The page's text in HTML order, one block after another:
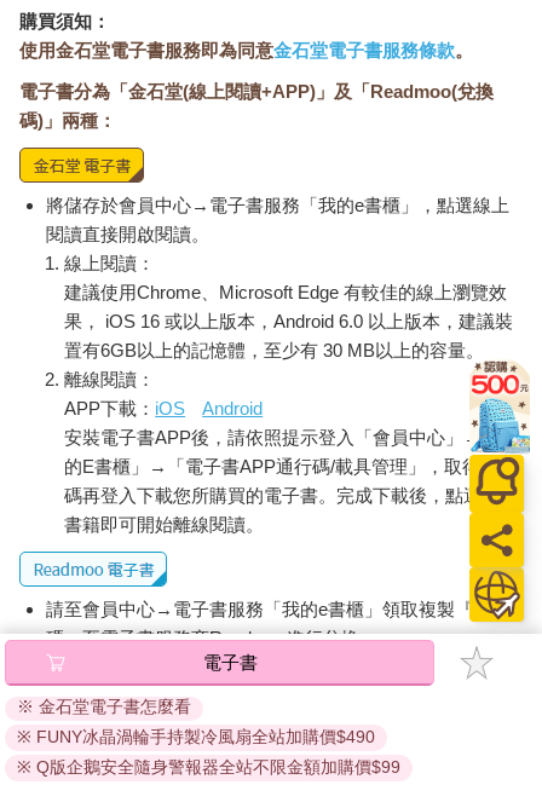
資源更好的優惠！
你也有財務相關疑問或想瞭解更多相關理財知識，甚至擁有獨到
的財務管理見解，歡迎至「台灣財富管理交流協會」網站
（https://www.ac-wmat.org/），一起分享交流，讓我們一起讓財
富更自由，人生更優游！
=====
中小企業貼心的守護──認識代辦主辦會計顧問
台灣財富管理交流協會
長期觀察許多台灣傳統家族企業的經營管理實況，很多患了所謂
的「財會稅能力不足症候群」，這導致一個普遍的現象，就是在
台灣很容易看到賺大錢、獲得成功的「第一代」老闆，但是很少
看到能永續經營的企業家。其中最大的分別就是，一位永續經營
的企業家，絕對非常善於應用財會稅的工具和技能。
台灣大學會計學系系主任劉順仁教授也提過，企業運作就是營
運、投資、融資這這三隻腳，想要在這三個立足點上擁有高附加
價值的管理作為，企業主就不得不思考如何建構正確的財報，並
建構企業的「戰情儀表板」
如果你自詡自己的企業是一架高性能飛機，那麼財務報表就像是
飛機的「儀表板」。
經常有人戲稱以前的中小企業主經營企業就像在騎鐵馬，因為他
們總是習慣採用目視管理、手控管理。不過，當企業慢慢成長，
購買須知：
使用金石堂電子書服務即為同意金石堂電子書服務條款。
電子書分為「金石堂(線上閱讀+APP)」及「Readmoo(兌換
碼)」兩種：
將儲存於會員中心→電子書服務「我的e書櫃」，點選線上
閱讀直接開啟閱讀。
線上閱讀：
建議使用Chrome、Microsoft Edge 有較佳的線上瀏覽效
果， iOS 16 或以上版本，Android 6.0 以上版本，建議裝
置有6GB以上的記憶體，至少有 30 MB以上的容量。
離線閱讀：
APP下載： iOS
Android
安裝電子書APP後，請依照提示登入「會員中心」→「我
的E書櫃」→「電子書APP通行碼/載具管理」，取得通行
碼再登入下載您所購買的電子書。完成下載後，點選任一
書籍即可開始離線閱讀。
請至會員中心→電子書服務「我的e書櫃」領取複製『兌換
碼』至電子書服務商Readmoo進行兌換。
退換貨須知：
因版權保護，您在金石堂所購買的電子書僅能以金石堂專屬
的閱讀軟體開啟閱讀，無法以其他閱讀器或直接下載檔案。
依據「消費者保護法」第19條及行政院消費者保護處公告之
電子書
※ 金石堂電子書怎麼看
※ FUNY冰晶渦輪手持製冷風扇全站加購價$490
※ Q版企鵝安全隨身警報器全站不限金額加購價$99